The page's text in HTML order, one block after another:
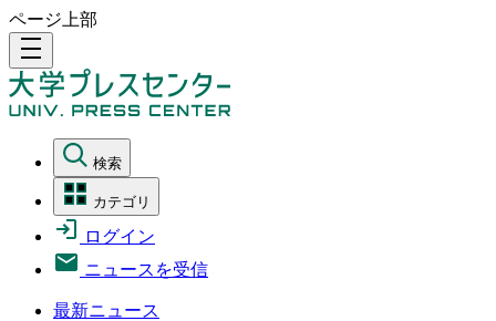
ページ上部
density_medium
検索
カテゴリ
ログイン
ニュースを受信
最新ニュース